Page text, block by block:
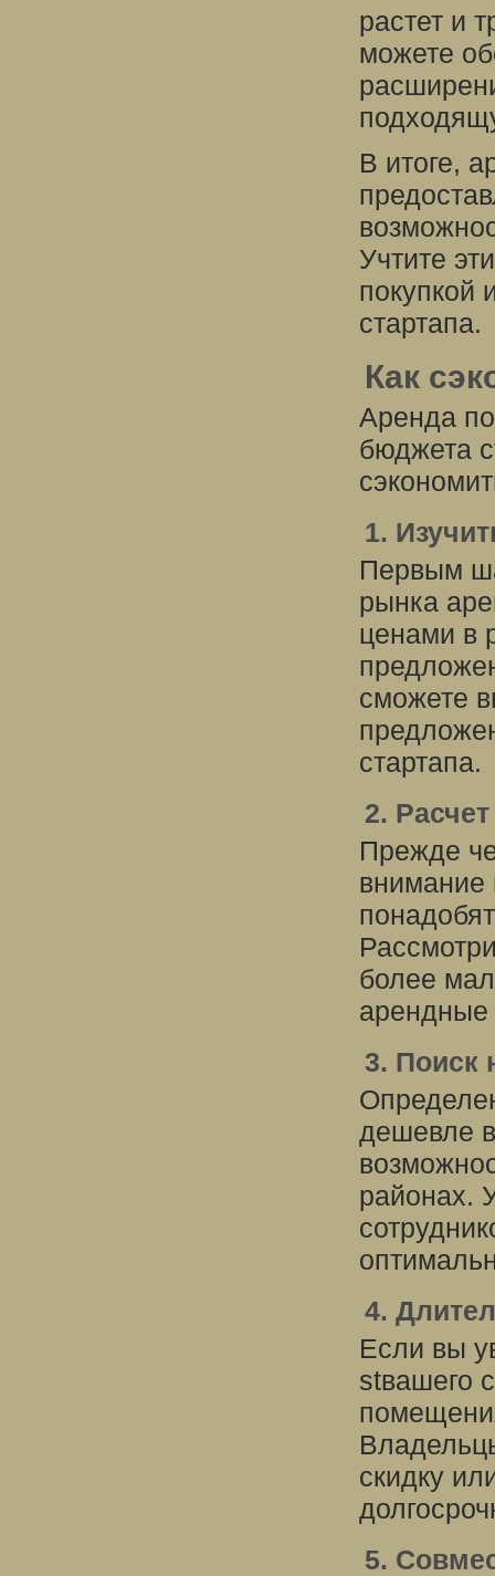
растет и
можете
В итоге,
Учтите
покупкой
стартапа.
Как
Аренда
бюджета
1.
Первым
рынка
ценами в
сможете
стартапа.
2.
Прежде
внимание
более
арендные
3. Поиск
дешевле
районах.
4.
Если вы
stвашего
скидку
5.